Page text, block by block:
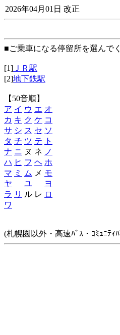
2026年04月01日 改正
■ご乗車になる停留所を選んで
[1] ＪＲ駅
[2]地下鉄駅
【50音順】
ア イ ウ エ オ
カ キ ク ケ コ
サ シ ス セ ソ
タ チ ツ テ
ト
ナ ニ ヌ ネ ノ
ハ ヒ フ ヘ ホ
マ ミ ム メ モ
ヤ
ユ
ヨ
ラ リ ル レ ロ
ワ
(札幌圏以外・高速ﾊﾞｽ・ｺﾐｭﾆﾃｨ